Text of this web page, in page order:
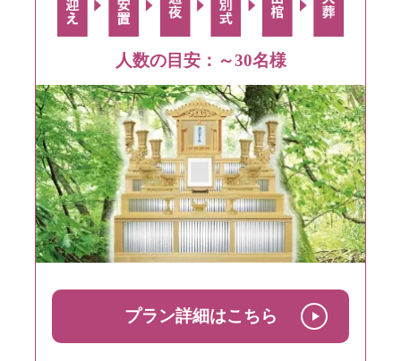
人数の目安：～30名様
プラン詳細はこちら